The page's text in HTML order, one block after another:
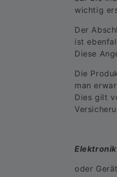
wichtig
Der
ist
Diese
Die
man
Dies gilt
oder